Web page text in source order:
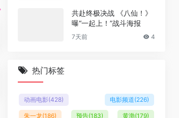
共赴终极决战 《八仙！》
曝“一起上！”战斗海报
7天前 4
热门标签
动画电影(428) 电影频道(226)
朱一龙(186) 预告(183) 黄渤(179)